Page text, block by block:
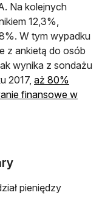
Na kolejnych
12,3%,
W tym wypadku
z ankietą do osób
wynika z sondażu
2017, aż 80%
finansowe w
pieniędzy